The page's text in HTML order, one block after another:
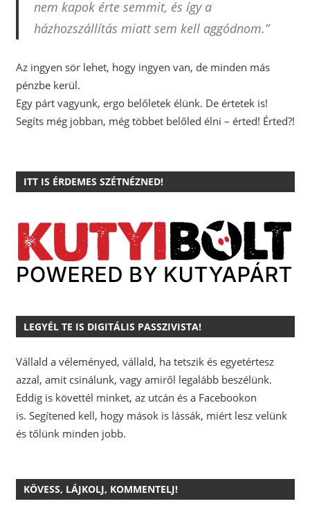
nem kapok érte semmit, és így a
házhozszállítás miatt sem kell aggódnom.”
Az ingyen sör lehet, hogy ingyen van, de minden más
pénzbe kerül.
Egy párt vagyunk, ergo belőletek élünk. De értetek is!
Segíts még jobban, még többet belőled élni – érted! Érted?!
ITT IS ÉRDEMES SZÉTNÉZNED!
LEGYÉL TE IS DIGITÁLIS PASSZIVISTA!
Vállald a véleményed, vállald, ha tetszik és egyetértesz
azzal, amit csinálunk, vagy amiről legalább beszélünk.
Eddig is követtél minket, az utcán és a Facebookon
is. Segítened kell, hogy mások is lássák, miért lesz velünk
és tőlünk minden jobb.
KÖVESS, LÁJKOLJ, KOMMENTELJ!